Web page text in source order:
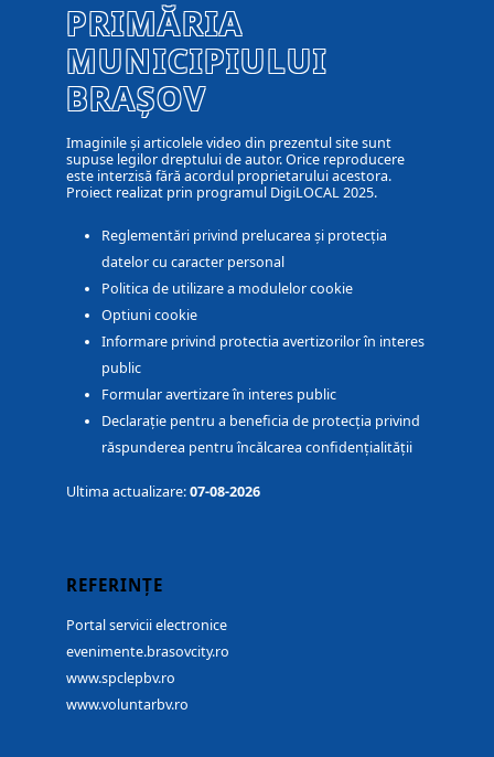
PRIMĂRIA
MUNICIPIULUI
BRAȘOV
Imaginile și articolele video din prezentul site sunt
supuse legilor dreptului de autor. Orice reproducere
este interzisă fără acordul proprietarului acestora.
Proiect realizat prin programul DigiLOCAL 2025.
Reglementări privind prelucarea și protecția
datelor cu caracter personal
Politica de utilizare a modulelor cookie
Optiuni cookie
Informare privind protectia avertizorilor în interes
public
Formular avertizare în interes public
Declarație pentru a beneficia de protecția privind
răspunderea pentru încălcarea confidențialității
Ultima actualizare:07-08-2026
REFERINȚE
Portal servicii electronice
evenimente.brasovcity.ro
www.spclepbv.ro
www.voluntarbv.ro